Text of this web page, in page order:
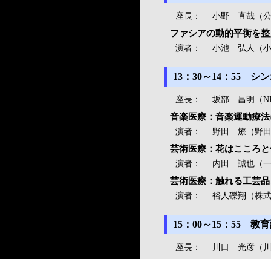
座長： 小野 直哉（
ファシアの動的平衡を
演者： 小池 弘人（
13：30～14：55 シ
座長： 坂部 昌明（
音楽医療：音楽運動療
演者： 野田 燎（野田
芸術医療：花はこころ
演者： 内田 誠也（
芸術医療：触れる工芸
演者： 裕人礫翔（株
15：00～15：55 教
座長： 川口 光彦（